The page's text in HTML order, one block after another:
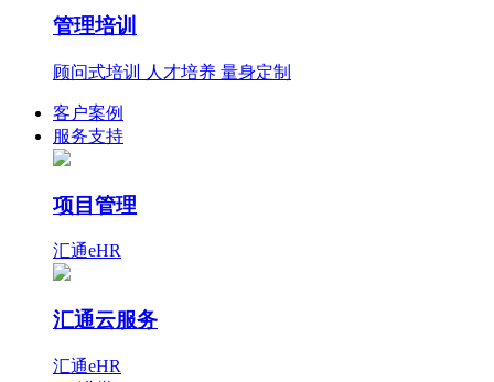
管理培训
顾问式培训 人才培养 量身定制
客户案例
服务支持
项目管理
汇通eHR
汇通云服务
汇通eHR